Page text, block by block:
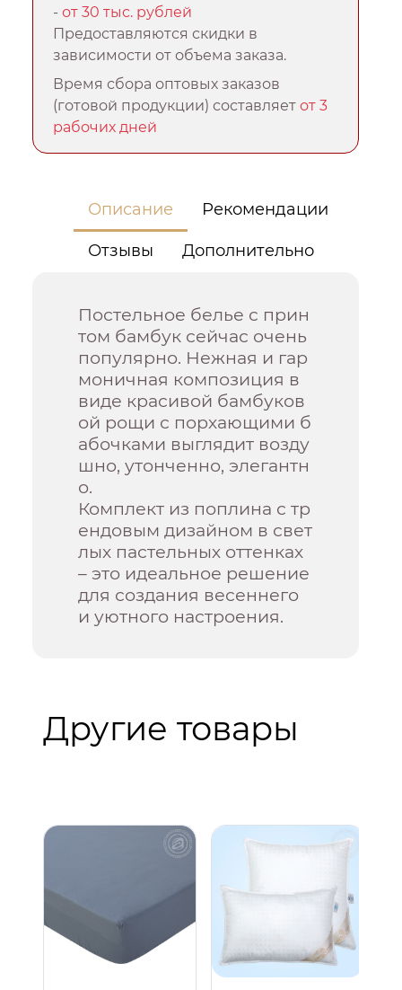
-от 30 тыс. рублей
Предоставляются скидки в
зависимости от объема заказа.
Время сбора оптовых заказов
(готовой продукции) составляетот 3
рабочих дней
Описание Рекомендации
Отзывы Дополнительно
Постельное белье с прин
том бамбук сейчас очень
популярно. Нежная и гар
моничная композиция в
виде красивой бамбуков
ой рощи с порхающими б
абочками выглядит возду
шно, утонченно, элегантн
о.
Комплект из поплина с тр
ендовым дизайном в свет
лых пастельных оттенках
– это идеальное решение
для создания весеннего
и уютного настроения.
Другие товары